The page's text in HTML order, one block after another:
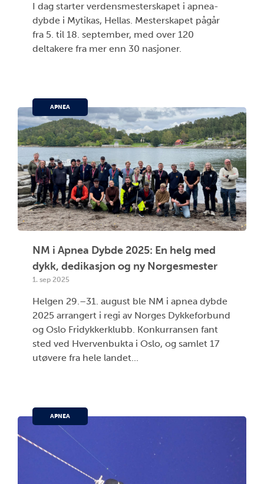
I dag starter verdensmesterskapet i apnea-
dybde i Mytikas, Hellas. Mesterskapet pågår
fra 5. til 18. september, med over 120
deltakere fra mer enn 30 nasjoner.
APNEA
NM i Apnea Dybde 2025: En helg med
dykk, dedikasjon og ny Norgesmester
1. sep 2025
Helgen 29.–31. august ble NM i apnea dybde
2025 arrangert i regi av Norges Dykkeforbund
og Oslo Fridykkerklubb. Konkurransen fant
sted ved Hvervenbukta i Oslo, og samlet 17
utøvere fra hele landet...
APNEA